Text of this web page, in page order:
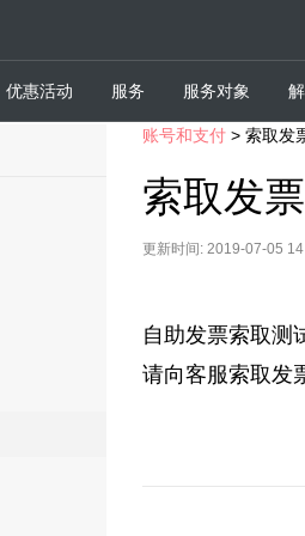
优惠活动 服务 服务对象
账号和支付 > 索取发
索取发票
更新时间: 2019-07-05
自助发票索取测
请向客服索取发